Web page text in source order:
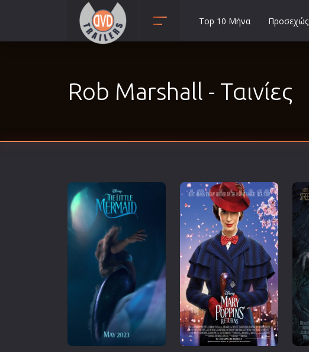
Αισθηματικές
Γουέστερν
Δράσης
Ελληνικός Κινηματογράφος
Επιβίωσης
Επιστημονικής Φαντασίας
Εποχής
Ερωτικές
Ευρωπαικός Κινηματογράφος
Θρησκευτικές
Top 10 Μήνα Προσεχώς
Rob Marshall - Ταινίες